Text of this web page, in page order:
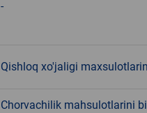
-
Qishloq xo'jaligi
Chorvachilik mahsulotlarini